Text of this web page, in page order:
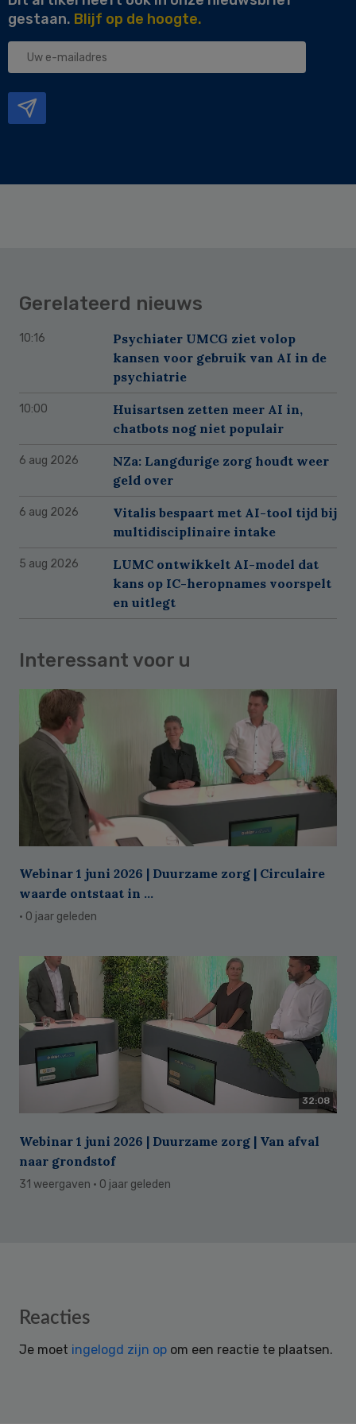
gestaan. Blijf op de hoogte.
Uw
Gerelateerd nieuws
10:16
Psychiater UMCG ziet volop
kansen voor gebruik van AI in de
psychiatrie
10:00
Huisartsen zetten meer AI in,
chatbots nog niet populair
6 aug 2026
NZa: Langdurige zorg houdt weer
geld over
6 aug 2026
Vitalis bespaart met AI-tool tijd bij
multidisciplinaire intake
5 aug 2026
LUMC ontwikkelt AI-model dat
kans op IC-heropnames voorspelt
en uitlegt
Interessant voor u
Webinar 1 juni 2026 | Duurzame zorg | Circulaire
waarde ontstaat in ...
· 0 jaar geleden
32:08
Webinar 1 juni 2026 | Duurzame zorg | Van afval
naar grondstof
31 weergaven · 0 jaar geleden
Reader
Reacties
Je moet ingelogd zijn op om een reactie te plaatsen.